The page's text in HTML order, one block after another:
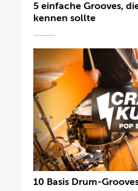
5 einfache Grooves,
kennen sollte
10 Basis Drum-